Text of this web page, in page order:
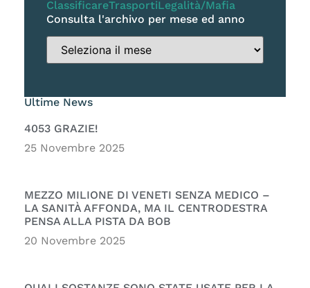
ClassificareTrasportiLegalità/Mafia
Consulta l'archivo per mese ed anno
Ultime News
4053 GRAZIE!
25 Novembre 2025
MEZZO MILIONE DI VENETI SENZA MEDICO –
LA SANITÀ AFFONDA, MA IL CENTRODESTRA
PENSA ALLA PISTA DA BOB
20 Novembre 2025